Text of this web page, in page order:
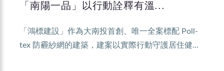
「南陽一品」以行動詮釋有溫...
「鴻標建設」作為大南投首創、唯一全案標配 Poll-
tex 防霾紗網的建築，建案以實際行動守護居住健...